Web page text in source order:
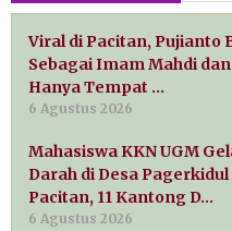
Viral di Pacitan, Pujianto
Sebagai Imam Mahdi
Hanya Tempat …
6 Agustus 2026
Mahasiswa KKN UGM
Darah di Desa
Pacitan, 11 Kantong D…
6 Agustus 2026